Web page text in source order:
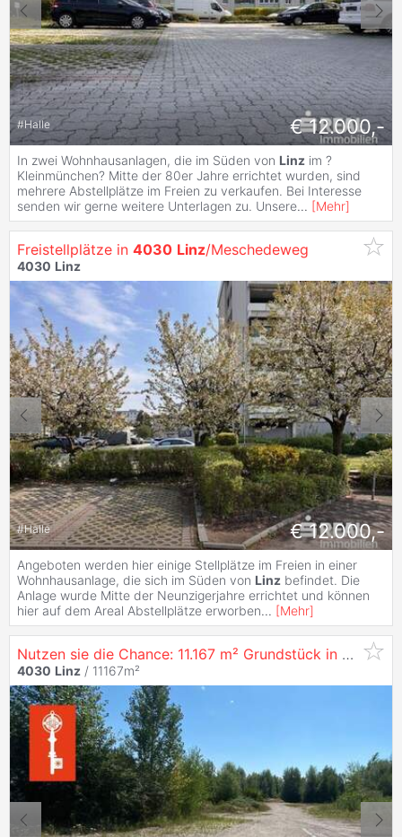
#Halle € 12.000,-
In zwei Wohnhausanlagen, die im Süden von Linz im ?
Kleinmünchen? Mitte der 80er Jahre errichtet wurden, sind
mehrere Abstellplätze im Freien zu verkaufen. Bei Interesse
senden wir gerne weitere Unterlagen zu. Unsere... [Mehr]
Freistellplätze in 4030 Linz/Meschedeweg
4030 Linz
#Halle € 12.000,-
Angeboten werden hier einige Stellplätze im Freien in einer
Wohnhausanlage, die sich im Süden von Linz befindet. Die
Anlage wurde Mitte der Neunzigerjahre errichtet und können
hier auf dem Areal Abstellplätze erworben... [Mehr]
Nutzen sie die Chance: 11.167 m² Grundstück in
4030
4030 Linz / 11167m²